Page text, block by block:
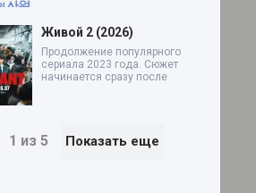
Живой 2 (2026)
Продолжение популярного
сериала 2023 года. Сюжет
начинается сразу после
1 из 5 Показать еще